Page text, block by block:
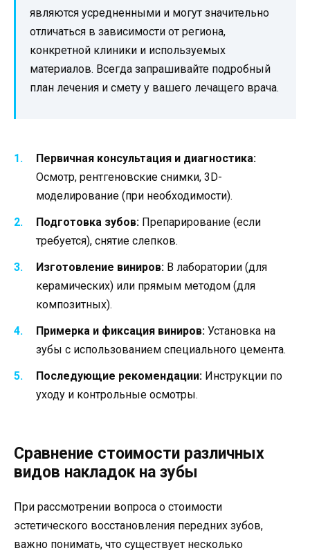
являются усредненными и могут значительно
отличаться в зависимости от региона,
конкретной клиники и используемых
материалов. Всегда запрашивайте подробный
план лечения и смету у вашего лечащего врача.
Первичная консультация и диагностика:
Осмотр, рентгеновские снимки, 3D-
моделирование (при необходимости).
Подготовка зубов: Препарирование (если
требуется), снятие слепков.
Изготовление виниров: В лаборатории (для
керамических) или прямым методом (для
композитных).
Примерка и фиксация виниров: Установка на
зубы с использованием специального цемента.
Последующие рекомендации: Инструкции по
уходу и контрольные осмотры.
Сравнение стоимости различных
видов накладок на зубы
При рассмотрении вопроса о стоимости
эстетического восстановления передних зубов,
важно понимать, что существует несколько